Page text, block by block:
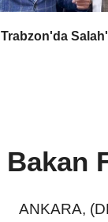
Trabzon'da
Bakan
ANKARA,